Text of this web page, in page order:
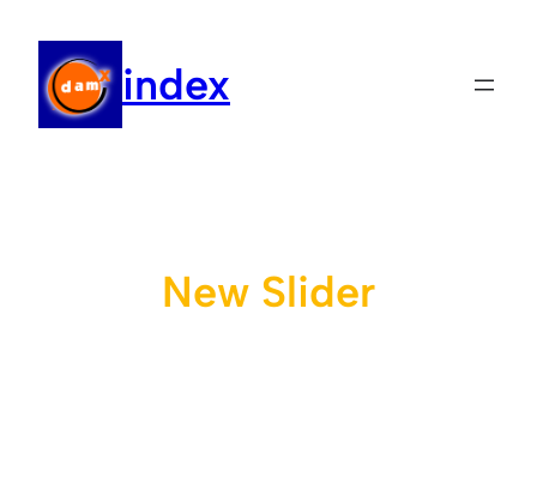
περιεχόμενο index
New Slider